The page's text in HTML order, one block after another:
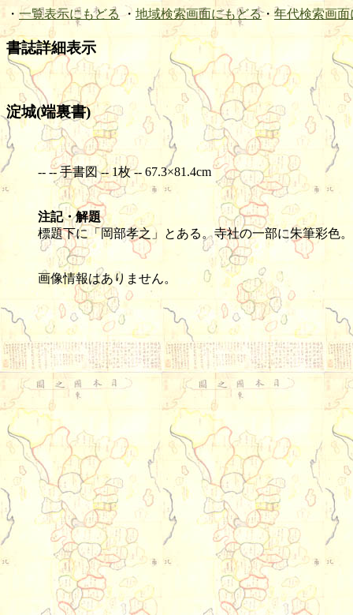
・ 一覧表示にもどる ・ 地域検索画面にもどる・ 年代検索画面
書誌詳細表示
淀城(端裏書)
-- -- 手書図 -- 1枚 -- 67.3×81.4cm
注記・解題
標題下に「岡部孝之」とある。寺社の一部に朱筆彩色。
画像情報はありません。